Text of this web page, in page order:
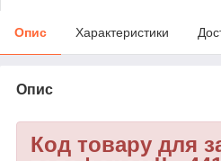
Опис Характеристики
Опис
Код товару для